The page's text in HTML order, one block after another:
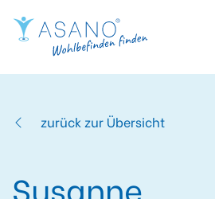
zurück zur Übersicht
Susanne